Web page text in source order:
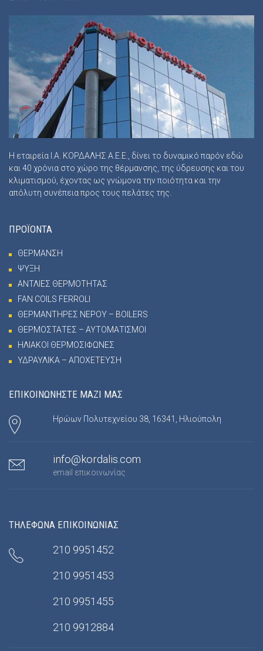
Η εταιρεία Ι.Α. ΚΟΡΔΑΛΗΣ Α.Ε.Ε., δίνει το δυναμικό παρόν εδώ
και 40 χρόνια στο χώρο της θέρμανσης, της ύδρευσης και του
κλιματισμού, έχοντας ως γνώμονα την ποιότητα και την
απόλυτη συνέπεια προς τους πελάτες της.
ΠΡΟΪΟΝΤΑ
ΘΕΡΜΑΝΣΗ
ΨΥΞΗ
ΑΝΤΛΙΕΣ ΘΕΡΜΟΤΗΤΑΣ
FAN COILS FERROLI
ΘΕΡΜΑΝΤΗΡΕΣ ΝΕΡΟΥ – BOILERS
ΘΕΡΜΟΣΤΑΤΕΣ – ΑΥΤΟΜΑΤΙΣΜΟΙ
ΗΛΙΑΚΟΙ ΘΕΡΜΟΣΙΦΩΝΕΣ
ΥΔΡΑΥΛΙΚΑ – ΑΠΟΧΕΤΕΥΣΗ
ΕΠΙΚΟΙΝΩΝΗΣΤΕ ΜΑΖΙ ΜΑΣ
Ηρώων Πολυτεχνείου 38, 16341, Ηλιούπολη
info@kordalis.com
email επικοινωνίας
ΤΗΛΕΦΩΝΑ ΕΠΙΚΟΙΝΩΝΙΑΣ
210 9951452
210 9951453
210 9951455
210 9912884